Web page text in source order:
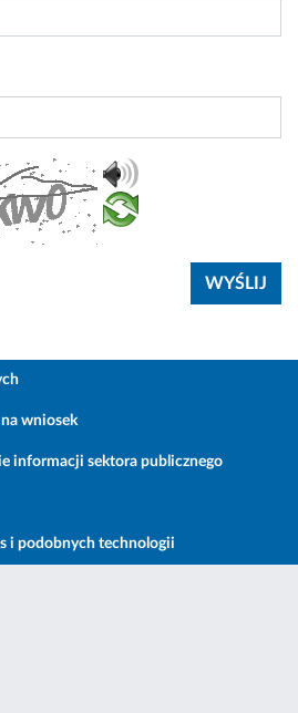
wniosek
informacji sektora publicznego
i podobnych technologii